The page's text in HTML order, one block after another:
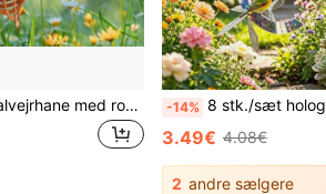
1 stk. rustik metalvejrhane med roterende hjerteformet top - 360° vindretningsindikator, velegnet til udendørs/loft eller ophængning, ideel til bryllup, have, veranda, mors dags gave -14% 8 stk./sæt holografisk reflekterende fugleafskrækkende spiral, 360° roterende fugleskræmmer, velegnet til
3.49€ 4.08€
2 andre sælgere